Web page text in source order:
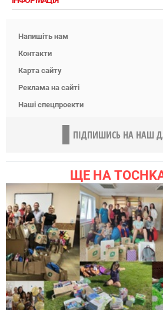
Напишіть нам
Контакти
Карта сайту
Реклама на сайті
Наші спецпроекти
ПІДПИШИСЬ НА НАШ
ЩЕ НА